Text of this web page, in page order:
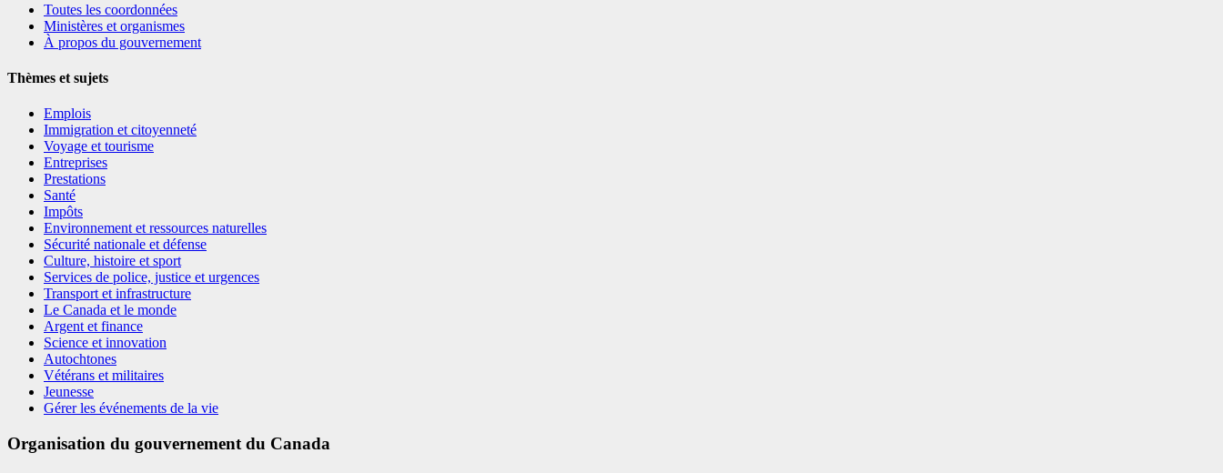
Toutes les coordonnées
Ministères et organismes
À propos du gouvernement
Thèmes et sujets
Emplois
Immigration et citoyenneté
Voyage et tourisme
Entreprises
Prestations
Santé
Impôts
Environnement et ressources naturelles
Sécurité nationale et défense
Culture, histoire et sport
Services de police, justice et urgences
Transport et infrastructure
Le Canada et le monde
Argent et finance
Science et innovation
Autochtones
Vétérans et militaires
Jeunesse
Gérer les événements de la vie
Organisation du gouvernement du Canada